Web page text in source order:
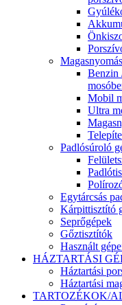
Benzin
Mobil
Ultra
Padlósúroló
Egytárcsás
Kárpittisztító
Seprőgépek
Gőztisztítók
Használt
HÁZTARTÁSI
Háztartási
Háztartási
TARTOZÉKOK/